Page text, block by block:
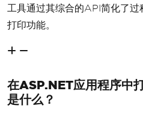
工具通过其综合的API简化了
打印功能。
在ASP.NET应用程序中
是什么？